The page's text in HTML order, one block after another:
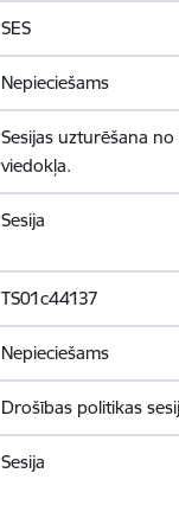
SES
Nepieciešams
Sesijas uzturēšana
viedokļa.
Sesija
TS01c44137
Nepieciešams
Drošības politikas
Sesija